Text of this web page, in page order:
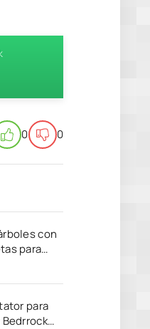
0 0
con
para
para